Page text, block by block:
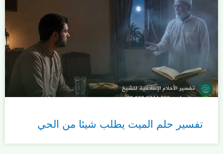
تفسير حلم الميت يطلب شيئا من الحي